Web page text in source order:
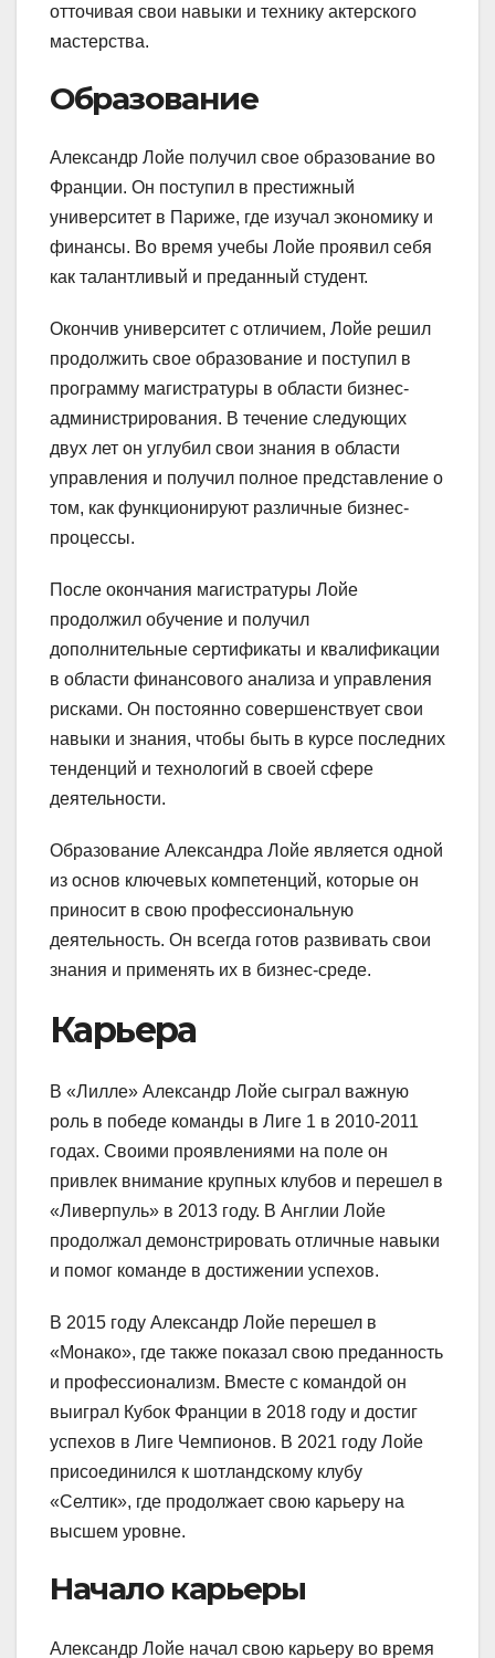
отточивая свои навыки и технику актерского
мастерства.
Образование
Александр Лойе получил свое образование во
Франции. Он поступил в престижный
университет в Париже, где изучал экономику и
финансы. Во время учебы Лойе проявил себя
как талантливый и преданный студент.
Окончив университет с отличием, Лойе решил
продолжить свое образование и поступил в
программу магистратуры в области бизнес-
администрирования. В течение следующих
двух лет он углубил свои знания в области
управления и получил полное представление о
том, как функционируют различные бизнес-
процессы.
После окончания магистратуры Лойе
продолжил обучение и получил
дополнительные сертификаты и квалификации
в области финансового анализа и управления
рисками. Он постоянно совершенствует свои
навыки и знания, чтобы быть в курсе последних
тенденций и технологий в своей сфере
деятельности.
Образование Александра Лойе является одной
из основ ключевых компетенций, которые он
приносит в свою профессиональную
деятельность. Он всегда готов развивать свои
знания и применять их в бизнес-среде.
Карьера
В «Лилле» Александр Лойе сыграл важную
роль в победе команды в Лиге 1 в 2010-2011
годах. Своими проявлениями на поле он
привлек внимание крупных клубов и перешел в
«Ливерпуль» в 2013 году. В Англии Лойе
продолжал демонстрировать отличные навыки
и помог команде в достижении успехов.
В 2015 году Александр Лойе перешел в
«Монако», где также показал свою преданность
и профессионализм. Вместе с командой он
выиграл Кубок Франции в 2018 году и достиг
успехов в Лиге Чемпионов. В 2021 году Лойе
присоединился к шотландскому клубу
«Селтик», где продолжает свою карьеру на
высшем уровне.
Начало карьеры
Александр Лойе начал свою карьеру во время